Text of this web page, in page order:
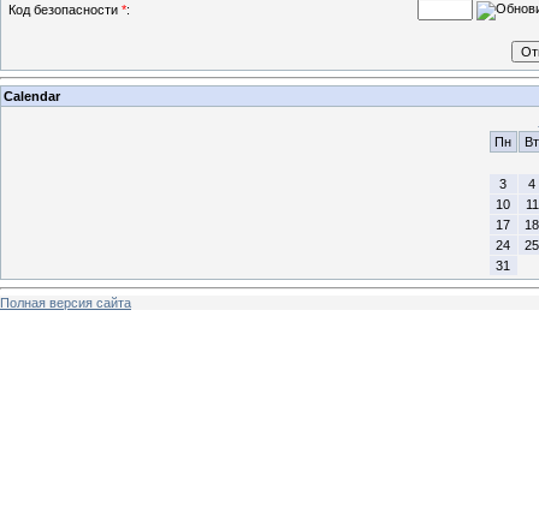
Код безопасности *:
Calendar
Пн
Вт
3
4
10
11
17
18
24
25
31
Полная версия сайта